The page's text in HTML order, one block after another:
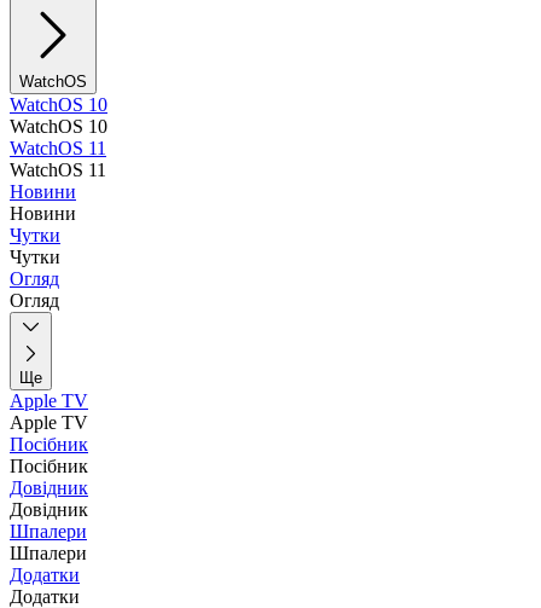
WatchOS
WatchOS 10
WatchOS 10
WatchOS 11
WatchOS 11
Новини
Новини
Чутки
Чутки
Огляд
Огляд
Ще
Apple TV
Apple TV
Посібник
Посібник
Довідник
Довідник
Шпалери
Шпалери
Додатки
Додатки